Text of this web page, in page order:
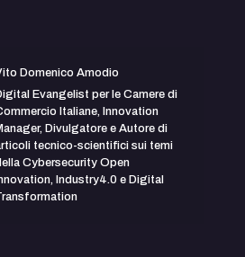
Domenico Amodio
Evangelist per le Camere di
Italiane, Innovation
Divulgatore e Autore di
tecnico-scientifici sui temi
Cybersecurity Open
Industry4.0 e Digital